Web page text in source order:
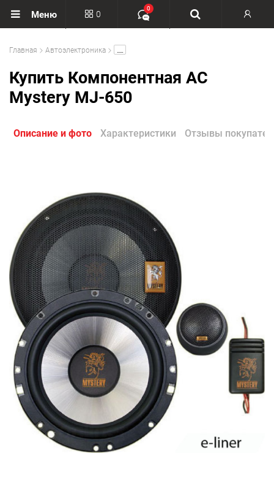
Меню 0
0
Главная Автоэлектроника
Купить Компонентная АС
Mystery MJ-650
Описание и фото Характеристики Отзывы